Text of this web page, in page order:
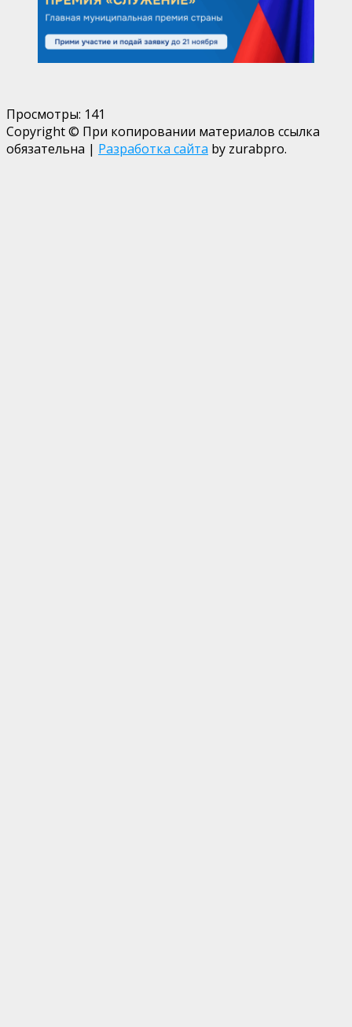
Просмотры: 141
Copyright © При копировании материалов ссылка
обязательна | Разработка сайта by zurabpro.